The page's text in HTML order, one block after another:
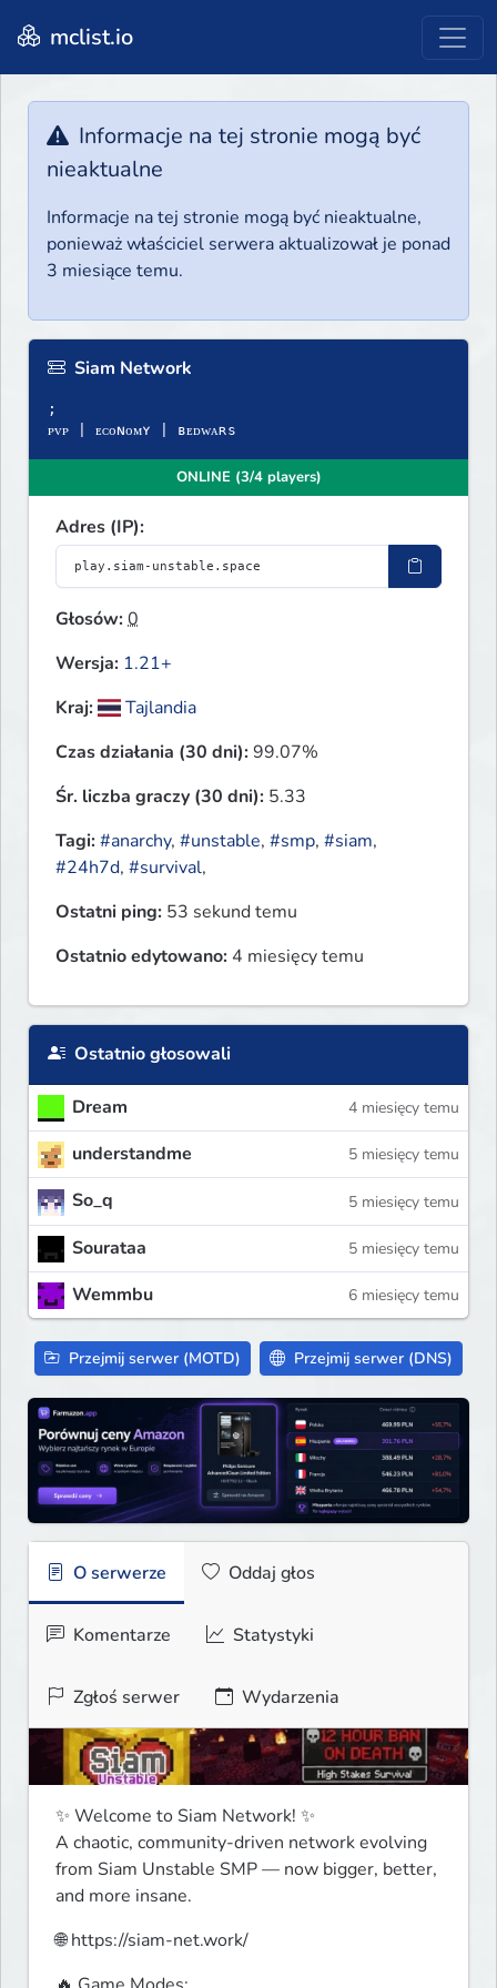
mclist.io
Informacje na tej stronie mogą być
nieaktualne
Informacje na tej stronie mogą być nieaktualne,
ponieważ właściciel serwera aktualizował je ponad
3 miesiące temu.
Siam Network
;
ᴘᴠᴘ | ᴇᴄᴏɴᴏᴍʏ | ʙᴇᴅᴡᴀʀѕ
ONLINE (3/4 players)
Adres (IP):
Głosów:0
Wersja: 1.21+
Kraj:
Tajlandia
Czas działania (30 dni):99.07%
Śr. liczba graczy (30 dni): 5.33
Tagi:#anarchy, #unstable, #smp, #siam,
#24h7d, #survival,
Ostatni ping: 53 sekund temu
Ostatnio edytowano: 4 miesięcy temu
Ostatnio głosowali
Dream 4 miesięcy temu
understandme 5 miesięcy temu
So_q 5 miesięcy temu
Sourataa 5 miesięcy temu
Wemmbu 6 miesięcy temu
Przejmij serwer (MOTD) Przejmij serwer (DNS)
O serwerze Oddaj głos
Komentarze Statystyki
Zgłoś serwer Wydarzenia
✨ Welcome to Siam Network! ✨
A chaotic, community-driven network evolving
from Siam Unstable SMP — now bigger, better,
and more insane.
🌐 https://siam-net.work/